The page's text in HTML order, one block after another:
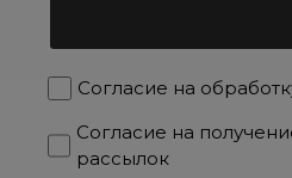
Согласие на
Согласие на
рассылок